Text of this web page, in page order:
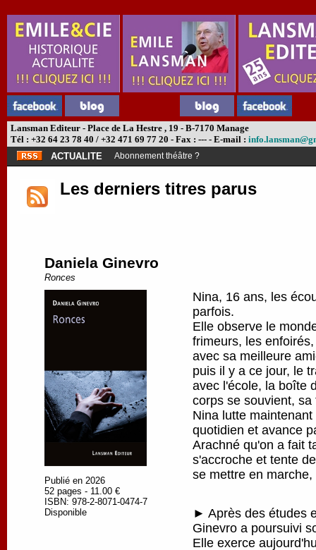
Lansman Editeur - Place de La Hestre , 19 - B-7170 Manage
Tél : +32 64 23 78 40 / +32 471 69 77 20 - Fax : --- - E-mail :
ACTUALITE
Abonnement théâtre ?
Les derniers titres parus
Daniela Ginevro
Ronces
Publié en 2026
52 pages - 11.00 €
ISBN: 978-2-8071-0474-7
Disponible
Nina, 16 ans, les
parfois.
Elle observe le
frimeurs, les
avec sa meilleure
puis il y a ce jour, le
avec l'école, la boîte
corps se souvient,
Nina lutte
quotidien et avance
Arachné qu'on a fait
s'accroche et tente
se mettre en
► Après des études
Ginevro a poursuivi
Elle exerce